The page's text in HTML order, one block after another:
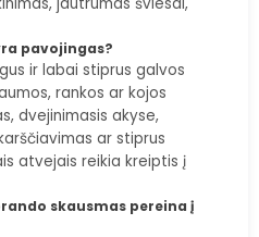
pavojingas?
ir labai stiprus galvos
rankos ar kojos
dvejinimasis akyse,
ar stiprus
atvejais reikia kreiptis į
skausmas pereina į